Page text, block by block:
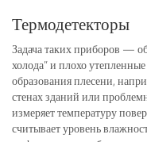
Термодетекторы
Задача таких приборов —
холода” и плохо
образования плесени,
стенах зданий или
измеряет температуру
считывает уровень